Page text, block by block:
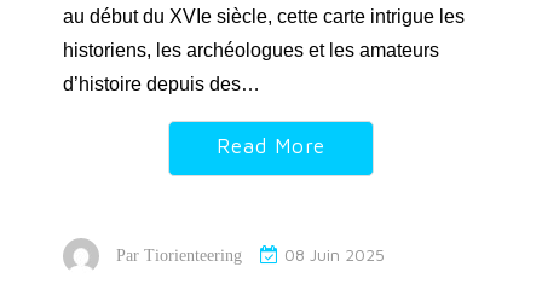
au début du XVIe siècle, cette carte intrigue les
historiens, les archéologues et les amateurs
d’histoire depuis des…
Read More
Par Tiorienteering 08 Juin 2025